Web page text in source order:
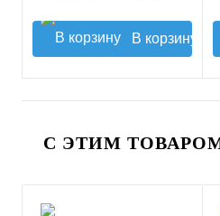
В корзину
С ЭТИМ